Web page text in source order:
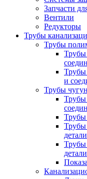
Запчасти
Вентили
Редукторы
Трубы
Трубы
Трубы
и
Трубы
Трубы
детали
Трубы
детали